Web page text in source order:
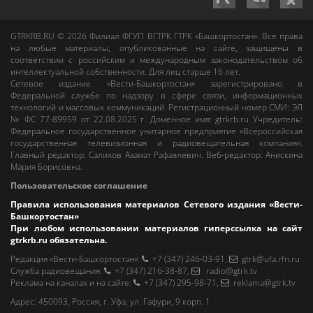
GTRKRB.RU © 2026Филиал ФГУП ВГТРК ГТРК «Башкортостан». Все права
на любые материалы, опубликованные на сайте, защищены в
соответствии с российским и международным законодательством об
интеллектуальной собственности. Для лиц старше 16 лет.
Сетевое издание «Вести-Башкортостан»зарегистрировано в
Федеральной службе по надзору в сфере связи, информационных
технологий и массовых коммуникаций. Регистрационный номер СМИ: ЭЛ
№ ФС 77-89959 от 22.08.2025 г. Доменное имя:gtrkrb.ru Учредитель:
Федеральное государственное унитарное предприятие «Всероссийская
государственная телевизионная и радиовещательная компания».
Главный редактор:Салихов Азамат Рафаэлевич. Веб-редактор:Анискина
Мария Борисовна.
Пользовательское соглашение
Правила использования материалов Сетевого издания «Вести-
Башкортостан»
При любом использовании материалов гиперссылка на сайт
gtrkrb.ru обязательна.
Редакция «Вести-Башкортостан»: +7 (347) 246-03-91 ,
gtrk@ufa.rfn.ru
Cлужба радиовещания: +7 (347) 216-38-87,
radio@gtrk.tv
Реклама на каналах и на сайте: +7 (347) 295-98-71 ,
reklama@gtrk.tv
Адрес: 450093, Россия, г. Уфа, ул. Гафури, 9 корп. 1